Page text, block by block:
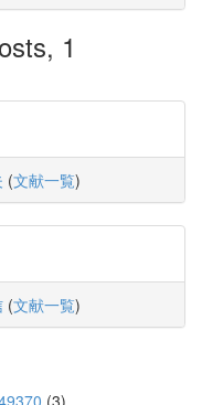
1
(文献一覧)
(文献一覧)
(3)